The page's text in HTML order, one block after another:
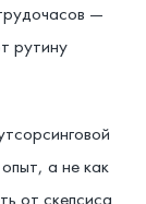
—
рутину
а не как
от скепсиса